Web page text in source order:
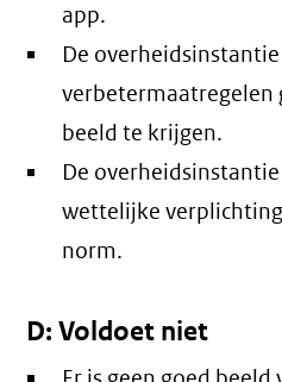
app.
De
verbetermaatregelen
beeld te krijgen.
De
wettelijke
norm.
D: Voldoet niet